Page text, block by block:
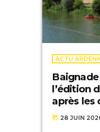
ACTU
l’édition
après les
today 28 JUIN